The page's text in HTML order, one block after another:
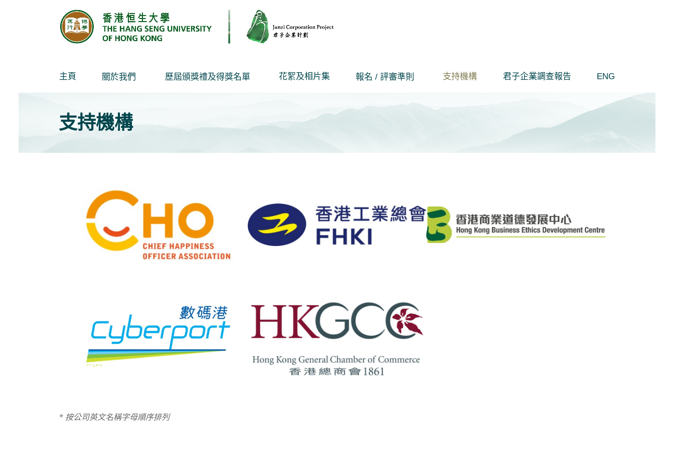
主頁 關於我們 歷屆頒獎禮及得獎名單 花絮及相片集 報名 / 評審準則 支持機構 君子企業調查報告 ENG
支持機構
* 按公司英文名稱字母順序排列